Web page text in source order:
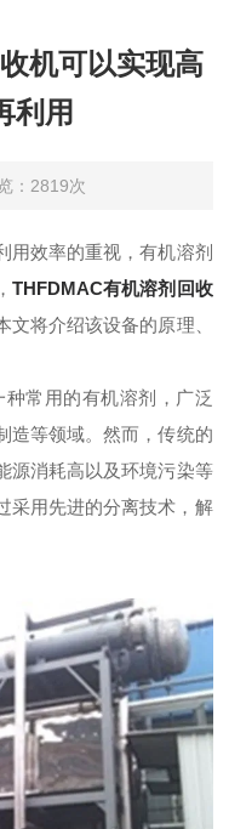
机可以实现高
利用
2819次
效率的重视，有机溶剂
THFDMAC有机溶剂回收
将介绍该设备的原理、
常用的有机溶剂，广泛
造等领域。然而，传统的
源消耗高以及环境污染等
采用先进的分离技术，解